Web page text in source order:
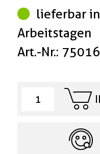
lieferbar
Arbeitstagen
Art.-Nr.: